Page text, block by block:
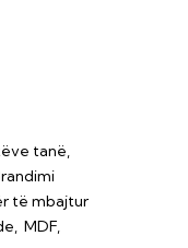
tanë,
të mbajtur
MDF,